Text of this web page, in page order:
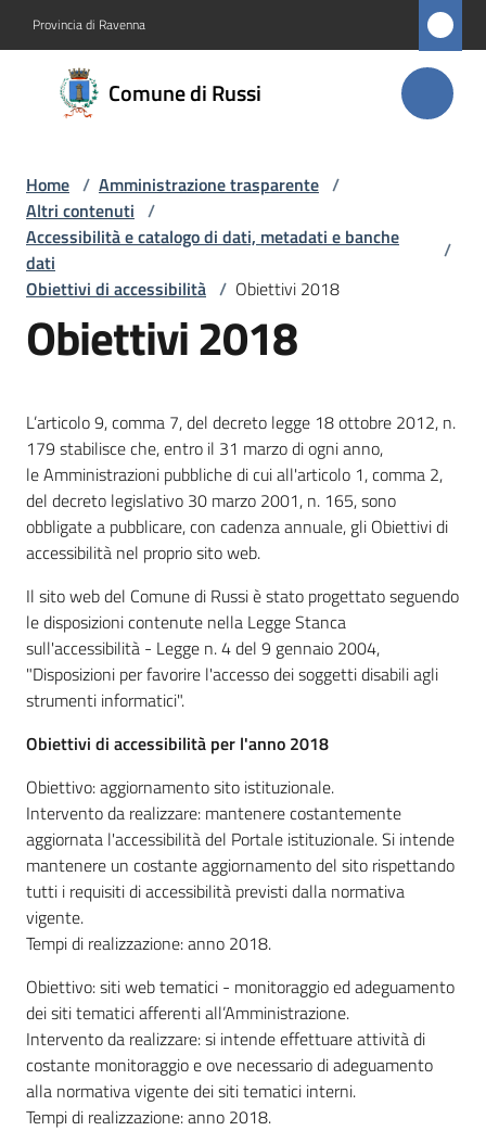
Provincia di Ravenna
Comune di Russi
Comune
di Russi
Amministrazione
Menu selezionato
Novità
Servizi
Orari
uffici
Segnalazioni
Tutti
gli
argomenti
Seguici
su
Home / Amministrazione trasparente /
Altri contenuti /
Accessibilità e catalogo di dati, metadati e banche
dati
/
Obiettivi di accessibilità / Obiettivi 2018
Obiettivi 2018
L’articolo 9, comma 7, del decreto legge 18 ottobre 2012, n.
179 stabilisce che, entro il 31 marzo di ogni anno,
le Amministrazioni pubbliche di cui all'articolo 1, comma 2,
del decreto legislativo 30 marzo 2001, n. 165, sono
obbligate a pubblicare, con cadenza annuale, gli Obiettivi di
accessibilità nel proprio sito web.
Il sito web del Comune di Russi è stato progettato seguendo
le disposizioni contenute nella Legge Stanca
sull'accessibilità - Legge n. 4 del 9 gennaio 2004,
"Disposizioni per favorire l'accesso dei soggetti disabili agli
strumenti informatici".
Obiettivi di accessibilità per l'anno 2018
Obiettivo: aggiornamento sito istituzionale.
Intervento da realizzare: mantenere costantemente
aggiornata l'accessibilità del Portale istituzionale. Si intende
mantenere un costante aggiornamento del sito rispettando
tutti i requisiti di accessibilità previsti dalla normativa
vigente.
Tempi di realizzazione: anno 2018.
Obiettivo: siti web tematici - monitoraggio ed adeguamento
dei siti tematici afferenti all’Amministrazione.
Intervento da realizzare: si intende effettuare attività di
costante monitoraggio e ove necessario di adeguamento
alla normativa vigente dei siti tematici interni.
Tempi di realizzazione: anno 2018.